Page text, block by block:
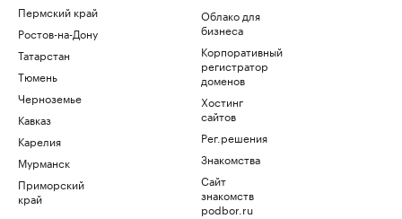
Пермский край
Ростов-на-Дону
Татарстан
Тюмень
Черноземье
Кавказ
Карелия
Мурманск
Приморский
край
Облако для
бизнеса
Корпоративный
регистратор
доменов
Хостинг
сайтов
Рег.решения
Знакомства
Сайт
знакомств
podbor.ru